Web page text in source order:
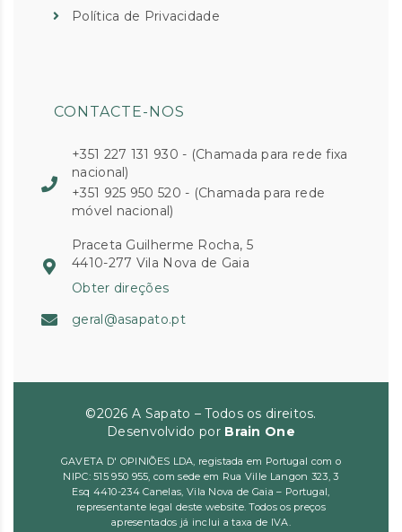
Política de Privacidade
CONTACTE-NOS
+351 227 131 930 - (Chamada para rede fixa
nacional)
+351 925 950 520 - (Chamada para rede
móvel nacional)
Praceta Guilherme Rocha, 5
4410-277 Vila Nova de Gaia
Obter direções
geral@asapato.pt
©2026 A Sapato – Todos os direitos.
Desenvolvido por Brain One
GAVETA D' OPINIÕES LDA, registada em Portugal com o
NIPC: 515 950 955, com sede em Rua Ville Langon 323, 3
Esq 4410-234 Canelas, Vila Nova de Gaia – Portugal,
representante legal deste website. Todos os preços
apresentados já inclui a taxa de IVA.